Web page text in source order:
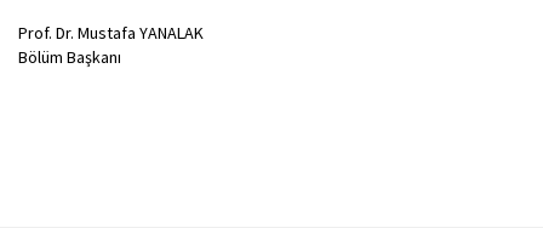
Prof. Dr. Mustafa YANALAK
Bölüm Başkanı